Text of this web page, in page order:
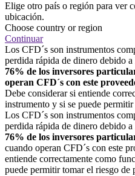
Elige otro país o región para ver
ubicación.
Choose country or region
Continuar
Los CFD´s son instrumentos
perdida rápida de dinero debido
76% de los inversores
operan CFD´s con este
Debe considerar si entiende
instrumento y si se puede
Los CFD´s son instrumentos
perdida rápida de dinero debido
76% de los inversores
cuando operan CFD´s con este
entiende correctamente como
puede permitir tomar el riesgo de